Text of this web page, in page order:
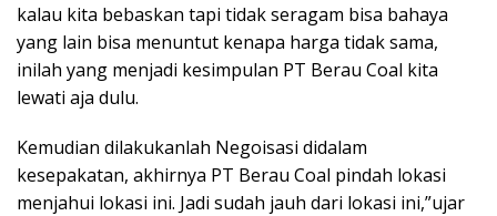
kalau kita bebaskan tapi tidak seragam bisa bahaya
yang lain bisa menuntut kenapa harga tidak sama,
inilah yang menjadi kesimpulan PT Berau Coal kita
lewati aja dulu.
Kemudian dilakukanlah Negoisasi didalam
kesepakatan, akhirnya PT Berau Coal pindah lokasi
menjahui lokasi ini. Jadi sudah jauh dari lokasi ini,”ujar